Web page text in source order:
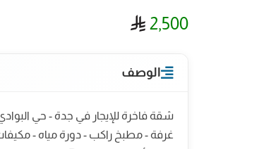
2,500
الوصف